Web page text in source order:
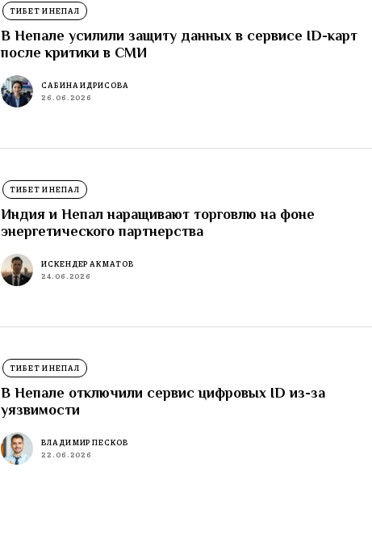
ТИБЕТ И НЕПАЛ
В Непале усилили защиту данных в сервисе ID-карт
после критики в СМИ
САБИНА ИДРИСОВА
26.06.2026
ТИБЕТ И НЕПАЛ
Индия и Непал наращивают торговлю на фоне
энергетического партнерства
ИСКЕНДЕР АКМАТОВ
24.06.2026
ТИБЕТ И НЕПАЛ
В Непале отключили сервис цифровых ID из-за
уязвимости
ВЛАДИМИР ПЕСКОВ
22.06.2026